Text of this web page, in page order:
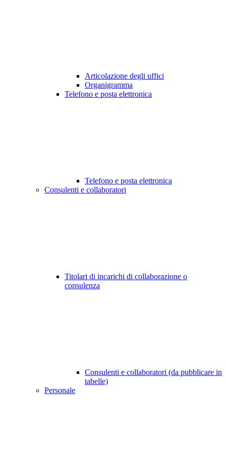
Articolazione degli uffici
Organigramma
Telefono e posta elettronica
Telefono e posta elettronica
Consulenti e collaboratori
Titolari di incarichi di collaborazione o
consulenza
Consulenti e collaboratori (da pubblicare in
tabelle)
Personale